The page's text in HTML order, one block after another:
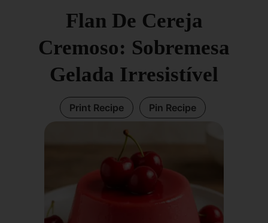
Flan De Cereja
Cremoso: Sobremesa
Gelada Irresistível
Print Recipe Pin Recipe